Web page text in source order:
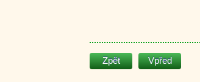
Zpět Vpřed